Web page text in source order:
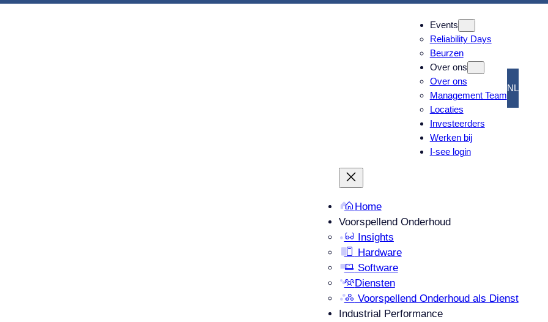
Events
Reliability Days
Beurzen
Over ons
Over ons
Management Team
Locaties
Investeerders
Werken bij
I-see login
NL
Home
Voorspellend Onderhoud
Insights
Hardware
Software
Diensten
Voorspellend Onderhoud als Dienst
Industrial Performance